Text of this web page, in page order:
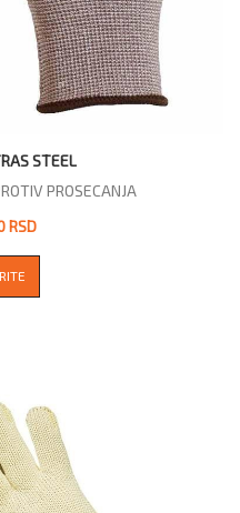
STEEL
PROSECANJA
RSD